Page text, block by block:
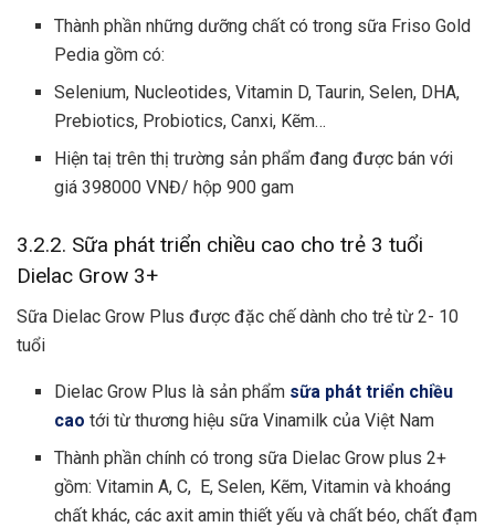
Thành phần những dưỡng chất có trong sữa Friso Gold
Pedia gồm có:
Selenium, Nucleotides, Vitamin D, Taurin, Selen, DHA,
Prebiotics, Probiotics, Canxi, Kẽm…
Hiện taị trên thị trường sản phẩm đang được bán với
giá 398000 VNĐ/ hộp 900 gam
3.2.2. Sữa phát triển chiều cao cho trẻ 3 tuổi
Dielac Grow 3+
Sữa Dielac Grow Plus được đặc chế dành cho trẻ từ 2- 10
tuổi
Dielac Grow Plus là sản phẩm sữa phát triển chiều
cao tới từ thương hiệu sữa Vinamilk của Việt Nam
Thành phần chính có trong sữa Dielac Grow plus 2+
gồm: Vitamin A, C, E, Selen, Kẽm, Vitamin và khoáng
chất khác, các axit amin thiết yếu và chất béo, chất đạm